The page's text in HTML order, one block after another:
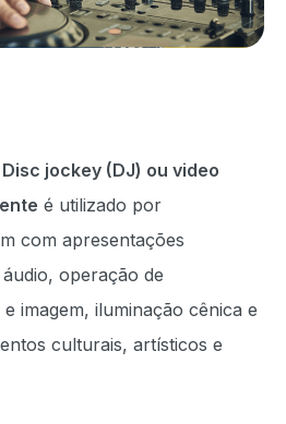
jockey (DJ) ou video
é utilizado por
com apresentações
operação de
imagem, iluminação cênica e
culturais, artísticos e